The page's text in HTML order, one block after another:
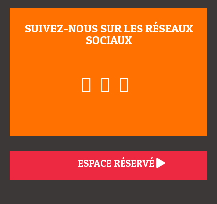
SUIVEZ-NOUS SUR LES RÉSEAUX
SOCIAUX
ESPACE RÉSERVÉ